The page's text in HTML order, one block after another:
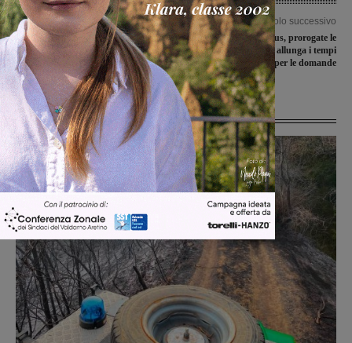
Articolo precedente
Seggi elettorali fuori dalle scuole?
L’assessore Casini: “Ecco perché qui
non è stato possibile”
Articolo successivo
Mensa e scuolabus, prorogate le
iscrizioni: il comune allunga i tempi
per le domande
Ultime Notizie